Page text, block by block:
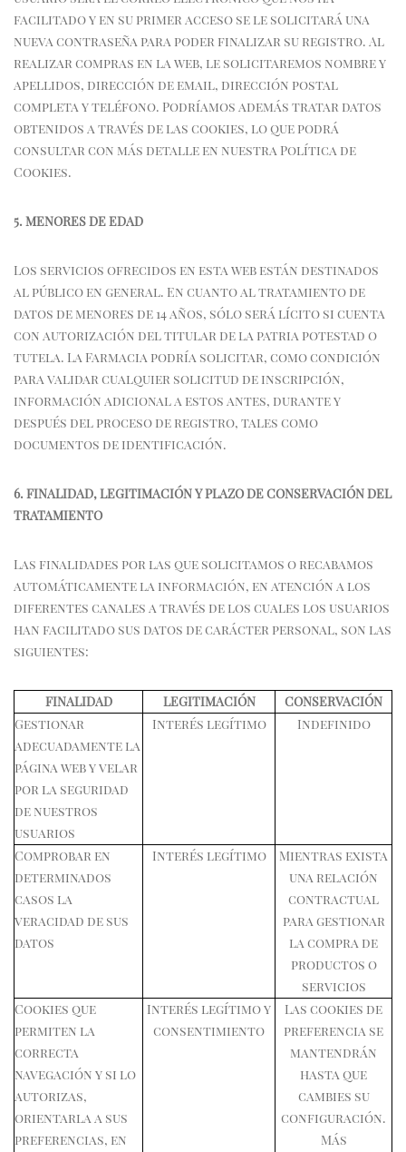
facilitado y en su primer acceso se le solicitará una
nueva contraseña para poder finalizar su registro. Al
realizar compras en la web, le solicitaremos nombre y
apellidos, dirección de email, dirección postal
completa y teléfono. Podríamos además tratar datos
obtenidos a través de las cookies, lo que podrá
consultar con más detalle en nuestra Política de
Cookies.
5. MENORES DE EDAD
Los servicios ofrecidos en esta web están destinados
al público en general. En cuanto al tratamiento de
datos de menores de 14 años, sólo será lícito si cuenta
con autorización del titular de la patria potestad o
tutela. La Farmacia podría solicitar, como condición
para validar cualquier solicitud de inscripción,
información adicional a estos antes, durante y
después del proceso de registro, tales como
documentos de identificación.
6. FINALIDAD, LEGITIMACIÓN Y PLAZO DE CONSERVACIÓN DEL
TRATAMIENTO
Las finalidades por las que solicitamos o recabamos
automáticamente la información, en atención a los
diferentes canales a través de los cuales los usuarios
han facilitado sus datos de carácter personal, son las
siguientes:
FINALIDAD LEGITIMACIÓN
CONSERVACIÓN
Gestionar
adecuadamente la
página web y velar
por la seguridad
de nuestros
usuarios
Interés legítimo Indefinido
Comprobar en
determinados
casos la
veracidad de sus
datos
Interés legítimo
Mientras exista
una relación
contractual
para gestionar
la compra de
productos o
servicios
Cookies que
permiten la
correcta
navegación y si lo
autorizas,
orientarla a sus
preferencias, en
Interés legítimo y
consentimiento
Las cookies de
preferencia se
mantendrán
hasta que
cambies su
configuración.
Más